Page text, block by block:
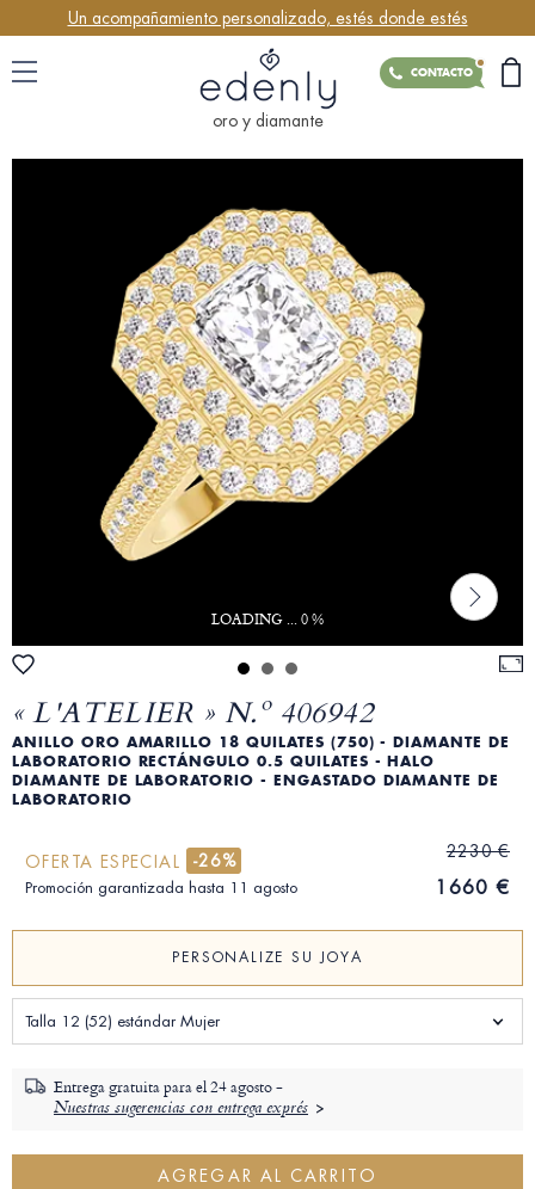
Un acompañamiento personalizado, estés donde estés
CONTACTO
oro y diamante
LOADING ... 0 %
« L'ATELIER » N.º 406942
ANILLO ORO AMARILLO 18 QUILATES (750) - DIAMANTE DE
LABORATORIO RECTÁNGULO 0.5 QUILATES - HALO
DIAMANTE DE LABORATORIO - ENGASTADO DIAMANTE DE
LABORATORIO
OFERTA ESPECIAL -26%
Promoción garantizada hasta 11 agosto
2230 €
1660 €
PERSONALIZE SU JOYA
Talla 12 (52) estándar Mujer
Entrega gratuita para el24 agosto -
Nuestras sugerencias con entrega exprés
AGREGAR AL CARRITO